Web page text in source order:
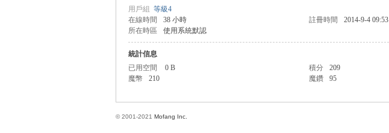
用戶組 等級4
在線時間
38 小時 註冊時間 2014-9-4 09:53
所在時區
使用系統默認
統計信息
已用空間
0 B 積分 209
魔幣
210 魔鑽 95
© 2001-2021 Mofang Inc.